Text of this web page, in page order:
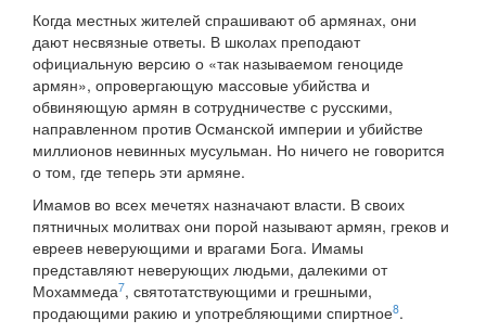
Когда местных жителей спрашивают об армянах, они
дают несвязные ответы. В школах преподают
официальную версию о «так называемом геноциде
армян», опровергающую массовые убийства и
обвиняющую армян в сотрудничестве с русскими,
направленном против Османской империи и убийстве
миллионов невинных мусульман. Но ничего не говорится
о том, где теперь эти армяне.
Имамов во всех мечетях назначают власти. В своих
пятничных молитвах они порой называют армян, греков и
евреев неверующими и врагами Бога. Имамы
представляют неверующих людьми, далекими от
Мохаммеда7, святотатствующими и грешными,
продающими ракию и употребляющими спиртное8.